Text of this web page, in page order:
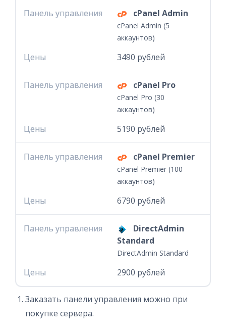
Панель управления
Панель управления cPanel Admin
cPanel Admin (5
аккаунтов)
Цены
Цены 3490 рублей
Панель управления
Панель управления cPanel Pro
cPanel Pro (30
аккаунтов)
Цены
Цены 5190 рублей
Панель управления
Панель управления cPanel Premier
cPanel Premier (100
аккаунтов)
Цены
Цены 6790 рублей
Панель управления
Панель управления
DirectAdmin
Standard
DirectAdmin Standard
Цены
Цены 2900 рублей
Заказать панели управления можно при
покупке сервера.